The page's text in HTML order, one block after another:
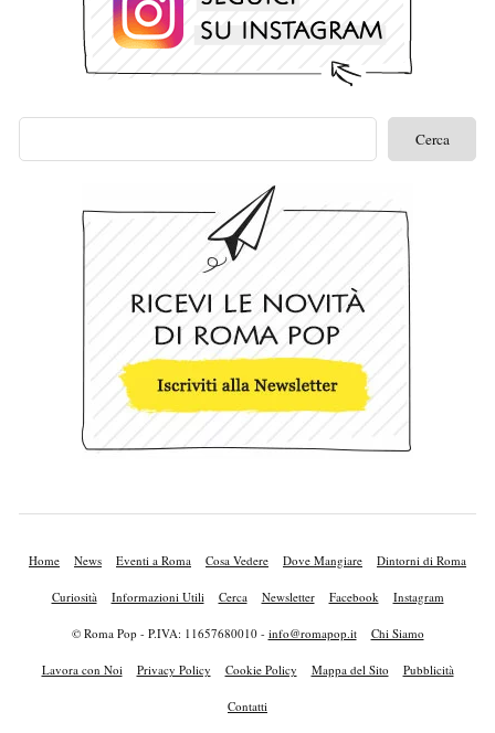
Home News Eventi a Roma Cosa Vedere Dove Mangiare Dintorni di Roma
Curiosità Informazioni Utili Cerca Newsletter Facebook Instagram
© Roma Pop - P.IVA: 11657680010 - info@romapop.it Chi Siamo
Lavora con Noi Privacy Policy Cookie Policy Mappa del Sito Pubblicità
Contatti